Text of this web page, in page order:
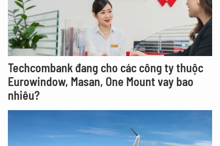
Techcombank đang cho các công ty thuộc
Eurowindow, Masan, One Mount vay bao
nhiêu?